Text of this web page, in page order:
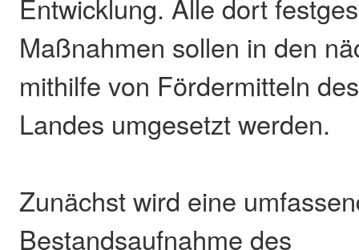
Entwicklung. Alle dort
Maßnahmen sollen in den
mithilfe von Fördermitteln
Landes umgesetzt werden.
Zunächst wird eine
Bestandsaufnahme des